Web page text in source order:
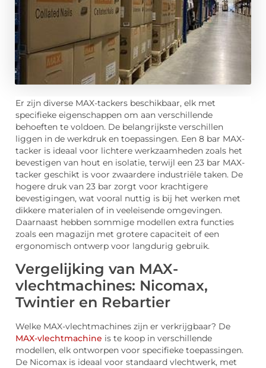
Er zijn diverse MAX-tackers beschikbaar, elk met
specifieke eigenschappen om aan verschillende
behoeften te voldoen. De belangrijkste verschillen
liggen in de werkdruk en toepassingen. Een 8 bar MAX-
tacker is ideaal voor lichtere werkzaamheden zoals het
bevestigen van hout en isolatie, terwijl een 23 bar MAX-
tacker geschikt is voor zwaardere industriële taken. De
hogere druk van 23 bar zorgt voor krachtigere
bevestigingen, wat vooral nuttig is bij het werken met
dikkere materialen of in veeleisende omgevingen.
Daarnaast hebben sommige modellen extra functies
zoals een magazijn met grotere capaciteit of een
ergonomisch ontwerp voor langdurig gebruik.
Vergelijking van MAX-
vlechtmachines: Nicomax,
Twintier en Rebartier
Welke MAX-vlechtmachines zijn er verkrijgbaar? De
MAX-vlechtmachine is te koop in verschillende
modellen, elk ontworpen voor specifieke toepassingen.
De Nicomax is ideaal voor standaard vlechtwerk, met